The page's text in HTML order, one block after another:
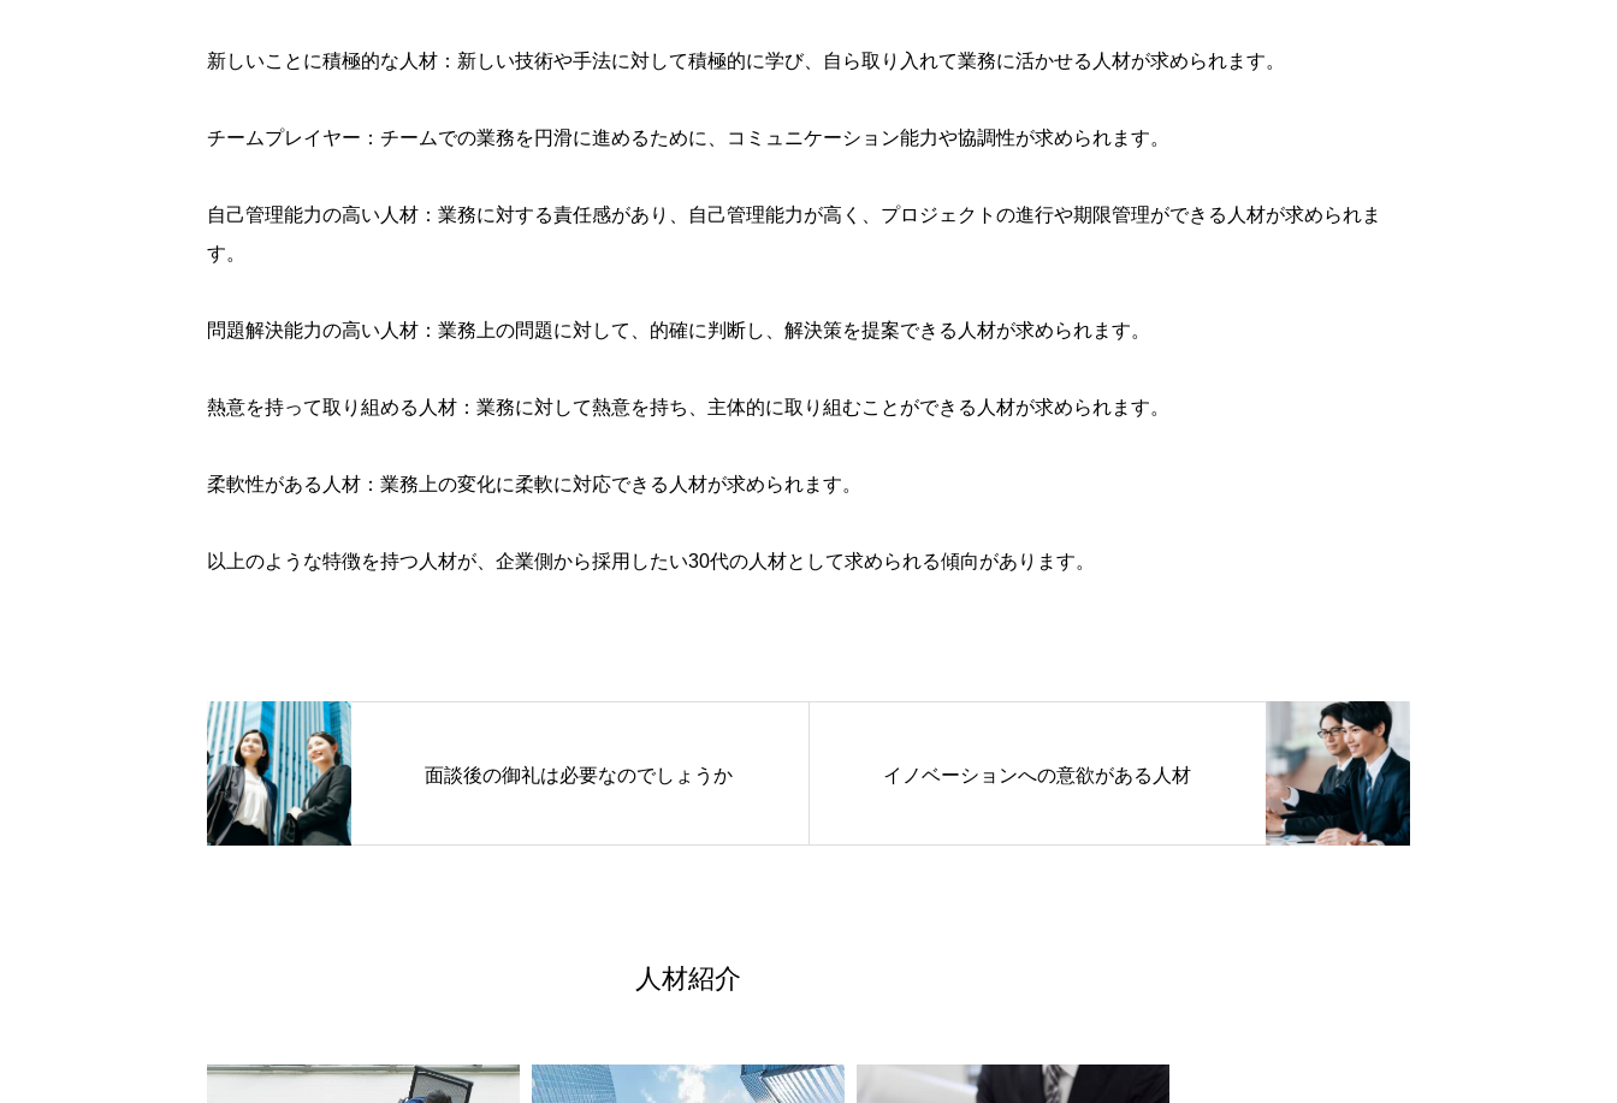
新しいことに積極的な人材：新しい技術や手法に対して積極的に学び、自ら取り入れて業務に活かせる人材が求められます。
チームプレイヤー：チームでの業務を円滑に進めるために、コミュニケーション能力や協調性が求められます。
自己管理能力の高い人材：業務に対する責任感があり、自己管理能力が高く、プロジェクトの進行や期限管理ができる人材が求められま
す。
問題解決能力の高い人材：業務上の問題に対して、的確に判断し、解決策を提案できる人材が求められます。
熱意を持って取り組める人材：業務に対して熱意を持ち、主体的に取り組むことができる人材が求められます。
柔軟性がある人材：業務上の変化に柔軟に対応できる人材が求められます。
以上のような特徴を持つ人材が、企業側から採用したい30代の人材として求められる傾向があります。
面談後の御礼は必要なのでしょうか イノベーションへの意欲がある人材
人材紹介